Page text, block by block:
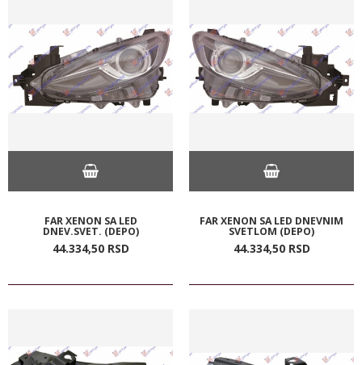
FAR XENON SA LED
DNEV.SVET. (DEPO)
44.334,50 RSD
FAR XENON SA LED DNEVNIM
SVETLOM (DEPO)
44.334,50 RSD